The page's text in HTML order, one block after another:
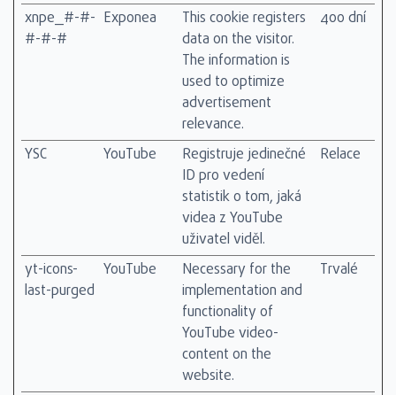
xnpe_#-#-
#-#-#
Exponea
This cookie registers
data on the visitor.
The information is
used to optimize
advertisement
relevance.
400 dní
YSC YouTube
Registruje jedinečné
ID pro vedení
statistik o tom, jaká
videa z YouTube
uživatel viděl.
Relace
yt-icons-
last-purged
YouTube
Necessary for the
implementation and
functionality of
YouTube video-
content on the
website.
Trvalé